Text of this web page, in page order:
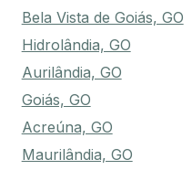
Bela Vista de Goiás, GO
Hidrolândia, GO
Aurilândia, GO
Goiás, GO
Acreúna, GO
Maurilândia, GO